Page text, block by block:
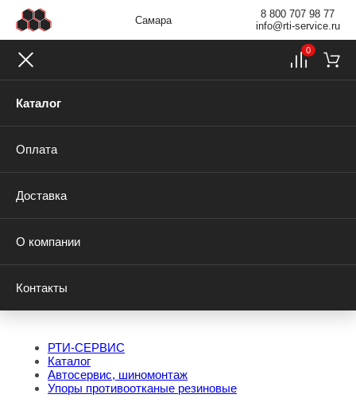
Самара
8 800 707 98 77
info@rti-service.ru
Каталог
Оплата
Доставка
О компании
Контакты
0
РТИ-СЕРВИС
Каталог
Автосервис, шиномонтаж
Упоры противоотканые резиновые